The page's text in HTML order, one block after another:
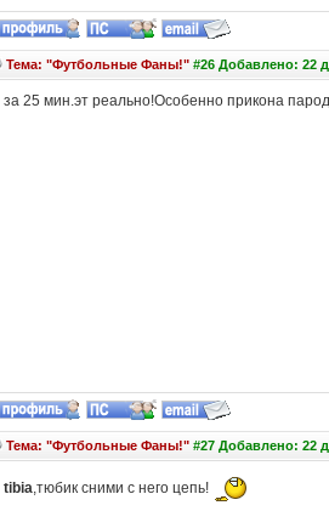
Тема: "Футбольные Фаны!"#26 Добавлено: 22
за 25 мин.эт реально!Особенно прикона
Тема: "Футбольные Фаны!"#27 Добавлено: 22
tibia ,тюбик сними с него цепь!